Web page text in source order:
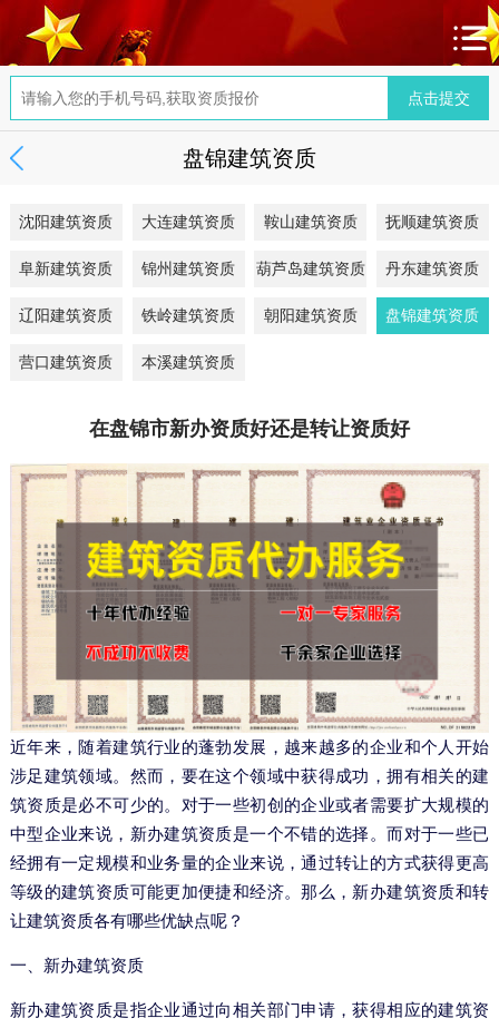
盘锦建筑资质
沈阳建筑资质 大连建筑资质 鞍山建筑资质 抚顺建筑资质
阜新建筑资质 锦州建筑资质 葫芦岛建筑资质 丹东建筑资质
辽阳建筑资质 铁岭建筑资质 朝阳建筑资质 盘锦建筑资质
营口建筑资质 本溪建筑资质
在盘锦市新办资质好还是转让资质好
近年来，随着建筑行业的蓬勃发展，越来越多的企业和个人开始
涉足建筑领域。然而，要在这个领域中获得成功，拥有相关的建
筑资质是必不可少的。对于一些初创的企业或者需要扩大规模的
中型企业来说，新办建筑资质是一个不错的选择。而对于一些已
经拥有一定规模和业务量的企业来说，通过转让的方式获得更高
等级的建筑资质可能更加便捷和经济。那么，新办建筑资质和转
让建筑资质各有哪些优缺点呢？
一、新办建筑资质
新办建筑资质是指企业通过向相关部门申请，获得相应的建筑资